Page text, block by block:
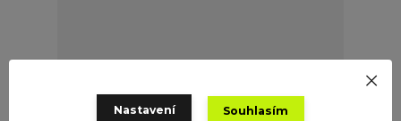
Nastavení Souhlasím